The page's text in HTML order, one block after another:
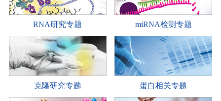
RNA研究专题 miRNA检测专题
克隆研究专题 蛋白相关专题